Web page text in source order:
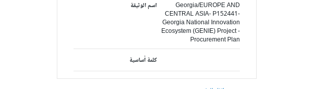
اسم الوثيقة
Georgia/EUROPE AND
CENTRAL ASIA- P152441-
Georgia National Innovation
Ecosystem (GENIE) Project -
Procurement Plan
كلمة أساسية